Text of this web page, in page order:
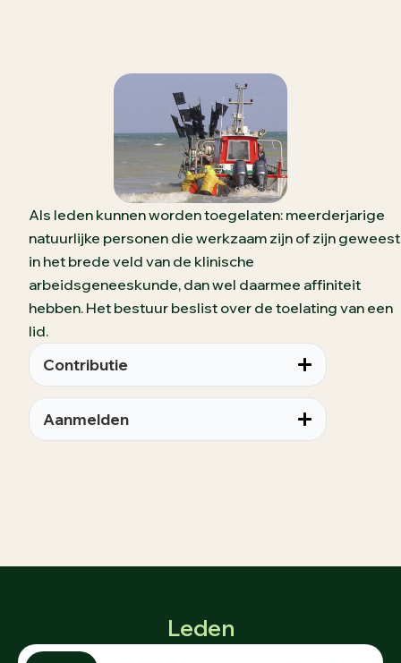
Als leden kunnen worden toegelaten: meerderjarige
natuurlijke personen die werkzaam zijn of zijn geweest
in het brede veld van de klinische
arbeidsgeneeskunde, dan wel daarmee affiniteit
hebben. Het bestuur beslist over de toelating van een
lid.
Contributie
Aanmelden
Leden